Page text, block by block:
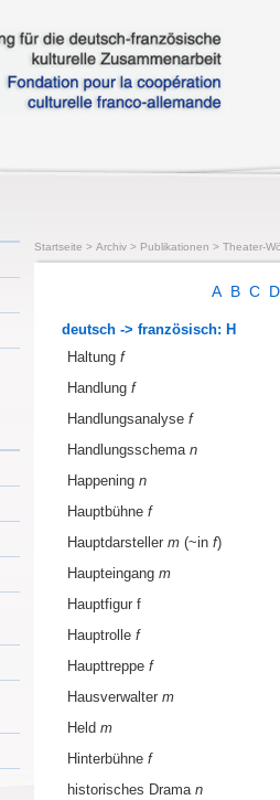
Startseite > Archiv > Publikationen > Theater-
A B C
deutsch -> französisch: H
Haltung f
Handlung f
Handlungsanalyse f
Handlungsschema n
Happening n
Hauptbühne f
Hauptdarsteller m (~in f)
Haupteingang m
Hauptfigur f
Hauptrolle f
Haupttreppe f
Hausverwalter m
Held m
Hinterbühne f
historisches Drama n